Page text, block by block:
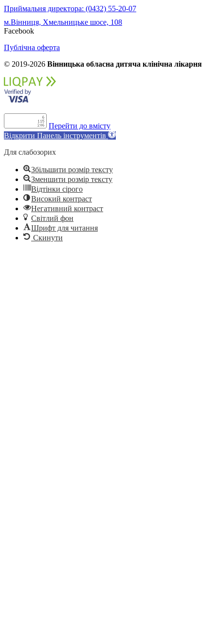
Приймальня директора: (0432) 55-20-07
м.Вінниця, Хмельницьке шосе, 108
Facebook
Публічна оферта
© 2019-2026 Вінницька обласна дитяча клінічна лікарня
Перейти до вмісту
Відкрити Панель інструментів
Для слабозорих
Збільшити розмір тексту
Зменшити розмір тексту
Відтінки сірого
Високий контраст
Негативний контраст
Світлий фон
Шрифт для читання
Скинути